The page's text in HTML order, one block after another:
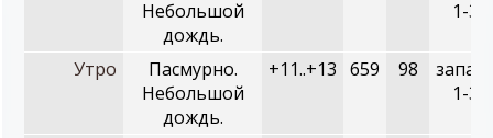
Небольшой
дождь.
1-3
Утро
Пасмурно.
Небольшой
дождь.
+11..+13 659 98
1-3